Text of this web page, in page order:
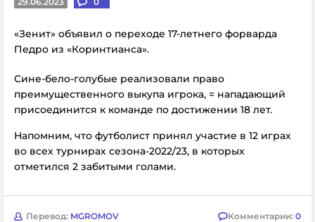
«Зенит» объявил о переходе 17-летнего форварда
Педро из «Коринтианса».
Сине-бело-голубые реализовали право
преимущественного выкупа игрока, = нападающий
присоединится к команде по достижении 18 лет.
Напомним, что футболист принял участие в 12 играх
во всех турнирах сезона-2022/23, в которых
отметился 2 забитыми голами.
Перевод: MGROMOV Комментарии: 0